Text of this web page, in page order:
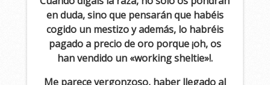
en duda, sino que pensarán que habéis
cogido un mestizo y además, lo habréis
pagado a precio de oro porque ¡oh, os
han vendido un «working sheltie»!.
Me parece vergonzoso, haber llegado al